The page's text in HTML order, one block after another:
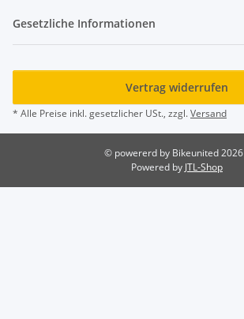
Gesetzliche Informationen
Vertrag widerrufen
* Alle Preise inkl. gesetzlicher USt., zzgl.Versand
© powererd by Bikeunited 2026
Powered by JTL-Shop